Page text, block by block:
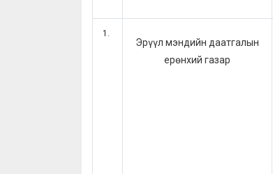
Эрүүл мэндийн даатгалын
ерөнхий газар